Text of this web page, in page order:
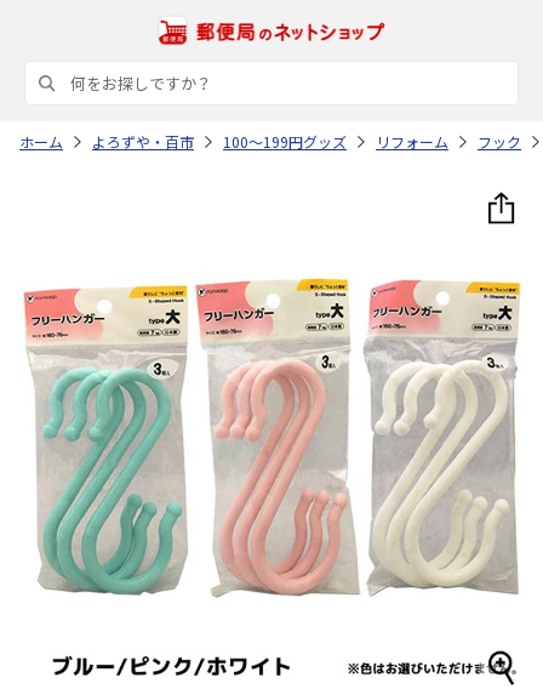
ホーム よろずや・百市 100～199円グッズ リフォーム フック